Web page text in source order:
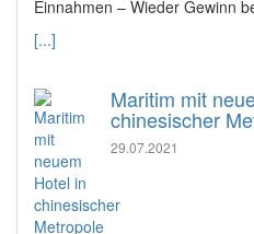
Einnahmen – Wieder Gewinn
[...]
Maritim mit
chinesischer
29.07.2021